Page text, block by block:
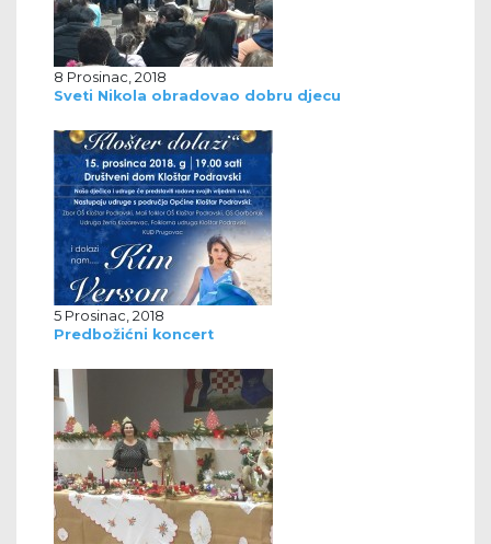
8 Prosinac, 2018
Sveti Nikola obradovao dobru djecu
5 Prosinac, 2018
Predbožićni koncert